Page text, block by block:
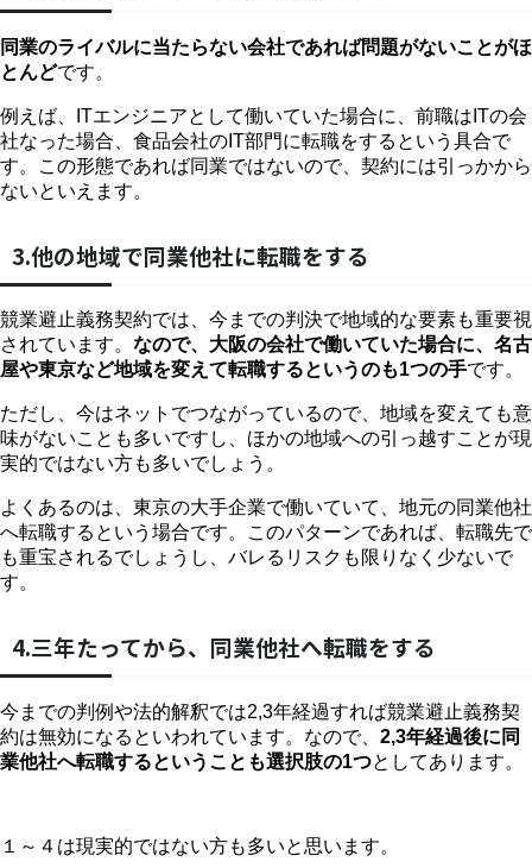
同業のライバルに当たらない会社であれば問題がないことがほ
とんどです。
例えば、ITエンジニアとして働いていた場合に、前職はITの会
社なった場合、食品会社のIT部門に転職をするという具合で
す。この形態であれば同業ではないので、契約には引っかから
ないといえます。
3.他の地域で同業他社に転職をする
競業避止義務契約では、今までの判決で地域的な要素も重要視
されています。 なので、大阪の会社で働いていた場合に、名古
屋や東京など地域を変えて転職するというのも1つの手です。
ただし、今はネットでつながっているので、地域を変えても意
味がないことも多いですし、ほかの地域への引っ越すことが現
実的ではない方も多いでしょう。
よくあるのは、東京の大手企業で働いていて、地元の同業他社
へ転職するという場合です。このパターンであれば、転職先で
も重宝されるでしょうし、バレるリスクも限りなく少ないで
す。
4.三年たってから、同業他社へ転職をする
今までの判例や法的解釈では2,3年経過すれば競業避止義務契
約は無効になるといわれています。なので、 2,3年経過後に同
業他社へ転職するということも選択肢の1つとしてあります。
１～４は現実的ではない方も多いと思います。